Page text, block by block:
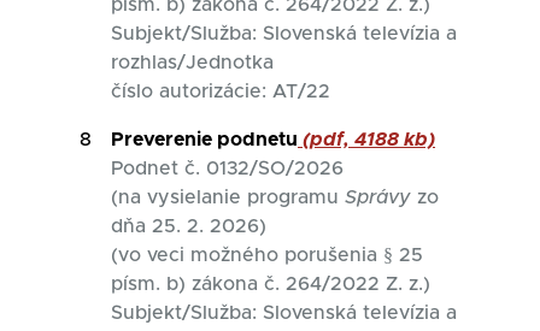
písm. b) zákona č. 264/2022 Z. z.)
Subjekt/Služba: Slovenská televízia a
rozhlas/Jednotka
číslo autorizácie: AT/22
8 Preverenie podnetu (pdf, 4188 kb)
Podnet č. 0132/SO/2026
(na vysielanie programu Správy zo
dňa 25. 2. 2026)
(vo veci možného porušenia § 25
písm. b) zákona č. 264/2022 Z. z.)
Subjekt/Služba: Slovenská televízia a